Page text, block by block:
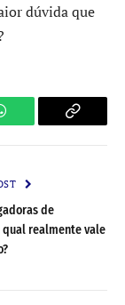
dúvida que
Copy
de
realmente vale